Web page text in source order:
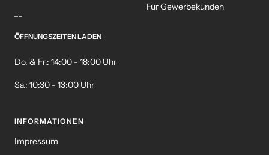
ÖFFNUNGSZEITEN LADEN
Do. & Fr.: 14:00 - 18:00 Uhr
Sa.: 10:30 - 13:00 Uhr
Für Gewerbekunden
INFORMATIONEN
Impressum